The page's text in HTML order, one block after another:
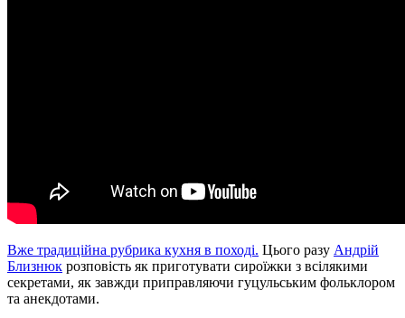
Вже традиційна рубрика кухня в поході. Цього разу Андрій
Близнюк розповість як приготувати сироїжки з всілякими
секретами, як завжди приправляючи гуцульським фольклором
та анекдотами.